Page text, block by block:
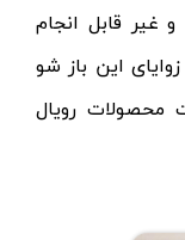
غیر قابل انجام
این باز شو
رویال